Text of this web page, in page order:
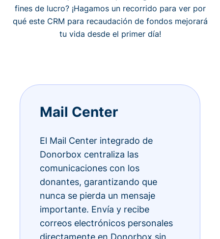
fines de lucro? ¡Hagamos un recorrido para ver por
qué este CRM para recaudación de fondos mejorará
tu vida desde el primer día!
Mail Center
El Mail Center integrado de
Donorbox centraliza las
comunicaciones con los
donantes, garantizando que
nunca se pierda un mensaje
importante. Envía y recibe
correos electrónicos personales
directamente en Donorbox sin